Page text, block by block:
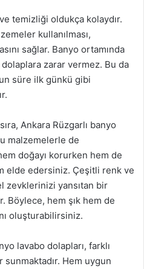
temizliği oldukça kolaydır.
kullanılması,
sağlar. Banyo ortamında
zarar vermez. Bu da
süre ilk günkü gibi
Ankara Rüzgarlı banyo
malzemelerle de
doğayı korurken hem de
elde edersiniz. Çeşitli renk ve
zevklerinizi yansıtan bir
Böylece, hem şık hem de
oluşturabilirsiniz.
lavabo dolapları, farklı
Hem uygun